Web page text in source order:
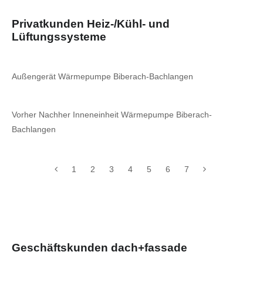
Privatkunden Heiz-/Kühl- und
Lüftungssysteme
Außengerät Wärmepumpe Biberach-Bachlangen
Vorher Nachher Inneneinheit Wärmepumpe Biberach-
Bachlangen
1 2 3 4 5 6 7
Geschäftskunden dach+fassade